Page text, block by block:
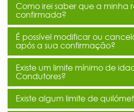
Como irei saber que a minha
confirmada?
É possível modificar ou
após a sua confirmação?
Existe um limite mínimo de
Condutores?
Existe algum limite de